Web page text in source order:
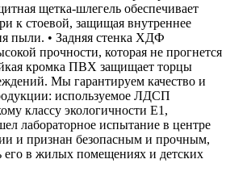
щетка-шлегель обеспечивает
к стоевой, защищая внутреннее
пыли. • Задняя стенка ХДФ
прочности, которая не прогнется
кромка ПВХ защищает торцы
Мы гарантируем качество и
используемое ЛДСП
классу экологичности Е1,
лабораторное испытание в центре
и признан безопасным и прочным,
его в жилых помещениях и детских